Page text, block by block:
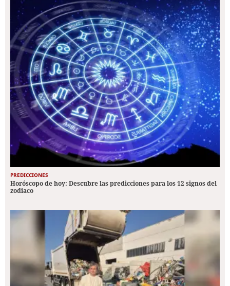
PREDICCIONES
Horóscopo de hoy: Descubre las predicciones para los 12 signos del
zodiaco